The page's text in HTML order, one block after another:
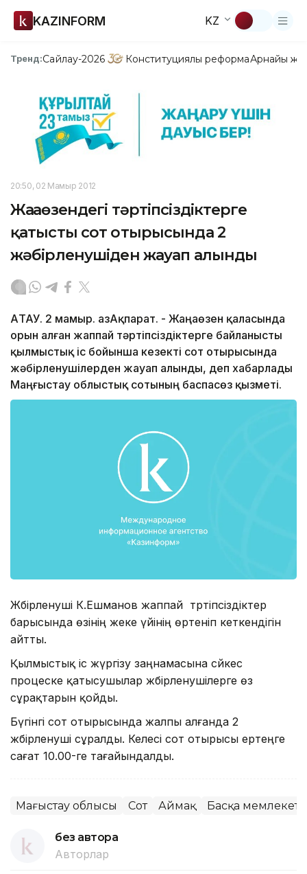
KAZINFORM KZ
Тренд:Сайлау-2026 Конституциялық реформаАрнайы
20:50, 02 Мамыр 2012
Жаңаөзендегі тәртіпсіздіктерге
қатысты сот отырысында 2
жәбірленушіден жауап алынды
АҚТАУ. 2 мамыр. ҚазАқпарат. - Жаңаөзен қаласында
орын алған жаппай тәртіпсіздіктерге байланысты
қылмыстық іс бойынша кезекті сот отырысында
жәбірленушілерден жауап алынды, деп хабарлады
Маңғыстау облыстық сотының баспасөз қызметі.
Жәбірленуші К.Ешманов жаппай тәртіпсіздіктер
барысында өзінің жеке үйінің өртеніп кеткендігін
айтты.
Қылмыстық іс жүргізу заңнамасына сәйкес
процеске қатысушылар жәбірленушілерге өз
сұрақтарын қойды.
Бүгінгі сот отырысында жалпы алғанда 2
жәбірленуші сұралды. Келесі сот отырысы ертеңге
сағат 10.00-ге тағайындалды.
Маңғыстау облысы Сот Аймақ Басқа
без автора
Авторлар